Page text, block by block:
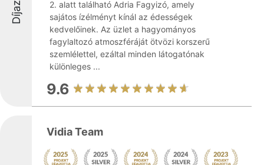
2. alatt található Adria Fagyizó, amely
sajátos ízélményt kínál az édességek
kedvelőinek. Az üzlet a hagyományos
fagylaltozó atmoszféráját ötvözi korszerű
szemlélettel, ezáltal minden látogatónak
különleges ...
9.6
Vidia Team